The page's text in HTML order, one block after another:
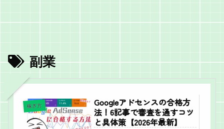
副業
稼ぎ方
Googleアドセンスの合格方
法！6記事で審査を通すコツ
と具体策【2026年最新】